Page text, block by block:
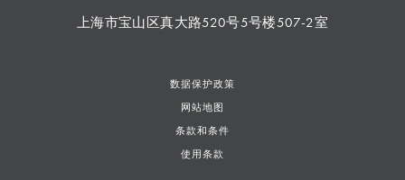
上海市宝山区真大路520号5号楼507-2室
数据保护政策
网站地图
条款和条件
使用条款